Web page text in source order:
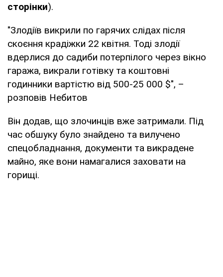
сторінки).
"Злодіїв викрили по гарячих слідах після
скоєння крадіжки 22 квітня. Тоді злодії
вдерлися до садиби потерпілого через вікно
гаража, викрали готівку та коштовні
годинники вартістю від 500-25 000 $", –
розповів Небитов
Він додав, що злочинців вже затримали. Під
час обшуку було знайдено та вилучено
спецобладнання, документи та викрадене
майно, яке вони намагалися заховати на
горищі.